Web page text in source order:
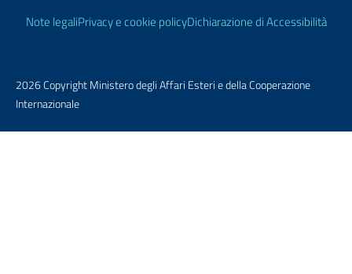
Note legaliPrivacy e cookie policyDichiarazione di Accessibilità
2026 Copyright Ministero degli Affari Esteri e della Cooperazione
Internazionale